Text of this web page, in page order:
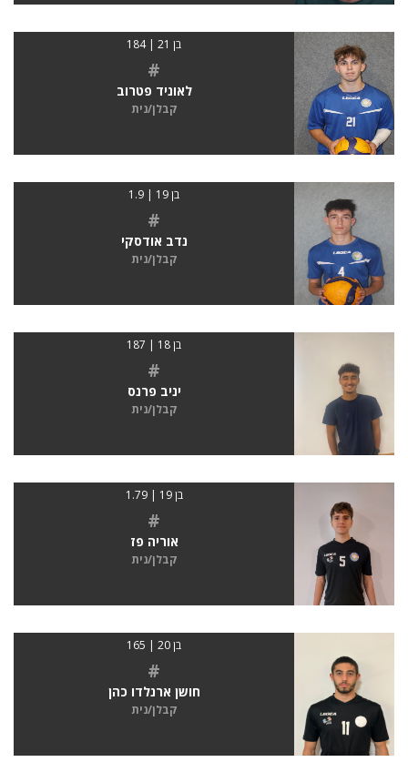
בן 21 | 184
#
לאוניד פטרוב
קבלן/נית
בן 19 | 1.9
#
נדב אודסקי
קבלן/נית
בן 18 | 187
#
יניב פרנס
קבלן/נית
בן 19 | 1.79
#
אוריה פז
קבלן/נית
בן 20 | 165
#
חושן ארנלדו כהן
קבלן/נית